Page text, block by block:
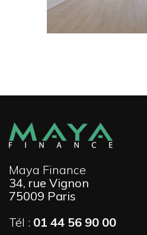
Maya Finance
34, rue Vignon
75009 Paris
Tél : 01 44 56 90 00